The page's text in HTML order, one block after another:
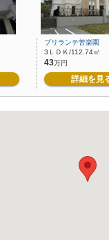
ブリランテ苦楽園
3ＬＤＫ/112.74㎡
43万円
詳細を見